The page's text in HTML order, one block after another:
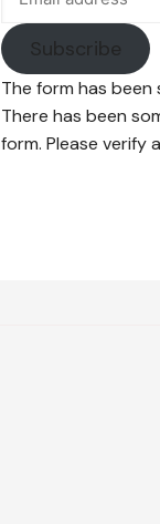
Subscribe
The form has
There has been
form. Please verify